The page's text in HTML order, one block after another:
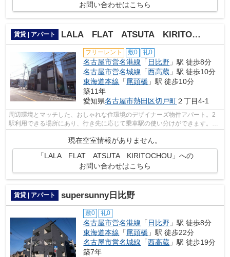
お問い合わせはこちら
賃貸 | アパート LALA FLAT ATSUTA KIRITOCHOU
フリーレント 敷0 礼0
名古屋市営名港線 「 日比野 」駅 徒歩8分
名古屋市営名城線 「西高蔵 」駅 徒歩10分
東海道本線 「尾頭橋 」駅 徒歩10分
築11年
愛知県名古屋市熱田区切戸町２丁目4-1
周辺環境とマッチした、おしゃれな住環境のデザイナーズ物件アパート。2
駅利用できる場所にあり、行き先に応じて乗車駅の使い分けができます。駅
から徒歩8分の物件なら、駅前のお買い...
現在空室情報がありません。
「LALA FLAT ATSUTA KIRITOCHOU」への
お問い合わせはこちら
賃貸 | アパート supersunny日比野
敷0 礼0
名古屋市営名港線 「 日比野 」駅 徒歩8分
東海道本線 「尾頭橋 」駅 徒歩22分
名古屋市営名城線 「西高蔵 」駅 徒歩19分
築7年